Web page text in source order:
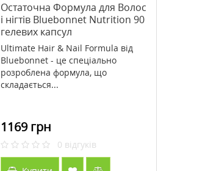
Остаточна Формула для Волос
і нігтів Bluebonnet Nutrition 90
гелевих капсул
Ultimate Hair & Nail Formula від
Bluebonnet - це спеціально
розроблена формула, що
складається...
1169 грн
0 відгуків